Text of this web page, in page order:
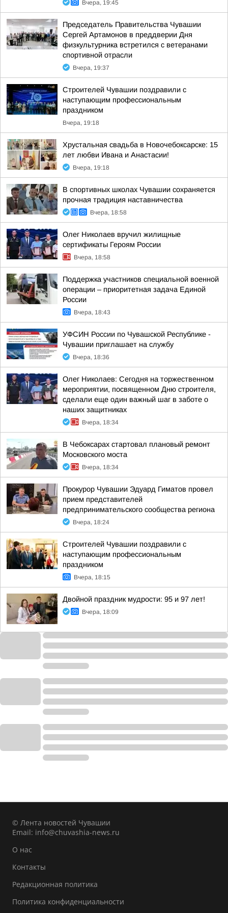
Вчера, 19:45
Председатель Правительства Чувашии
Сергей Артамонов в преддверии Дня
физкультурника встретился с ветеранами
спортивной отрасли
Вчера, 19:37
Строителей Чувашии поздравили с
наступающим профессиональным
праздником
Вчера, 19:18
Хрустальная свадьба в Новочебоксарске: 15
лет любви Ивана и Анастасии!
Вчера, 19:18
В спортивных школах Чувашии сохраняется
прочная традиция наставничества
Вчера, 18:58
Олег Николаев вручил жилищные
сертификаты Героям России
Вчера, 18:58
Поддержка участников специальной военной
операции – приоритетная задача Единой
России
Вчера, 18:43
УФСИН России по Чувашской Республике -
Чувашии приглашает на службу
Вчера, 18:36
Олег Николаев: Сегодня на торжественном
мероприятии, посвященном Дню строителя,
сделали еще один важный шаг в заботе о
наших защитниках
Вчера, 18:34
В Чебоксарах стартовал плановый ремонт
Московского моста
Вчера, 18:34
Прокурор Чувашии Эдуард Гиматов провел
прием представителей
предпринимательского сообщества региона
Вчера, 18:24
Строителей Чувашии поздравили с
наступающим профессиональным
праздником
Вчера, 18:15
Двойной праздник мудрости: 95 и 97 лет!
Вчера, 18:09
© Лента новостей Чувашии
Email: info@chuvashia-news.ru
О нас
Контакты
Редакционная политика
Политика конфиденциальности